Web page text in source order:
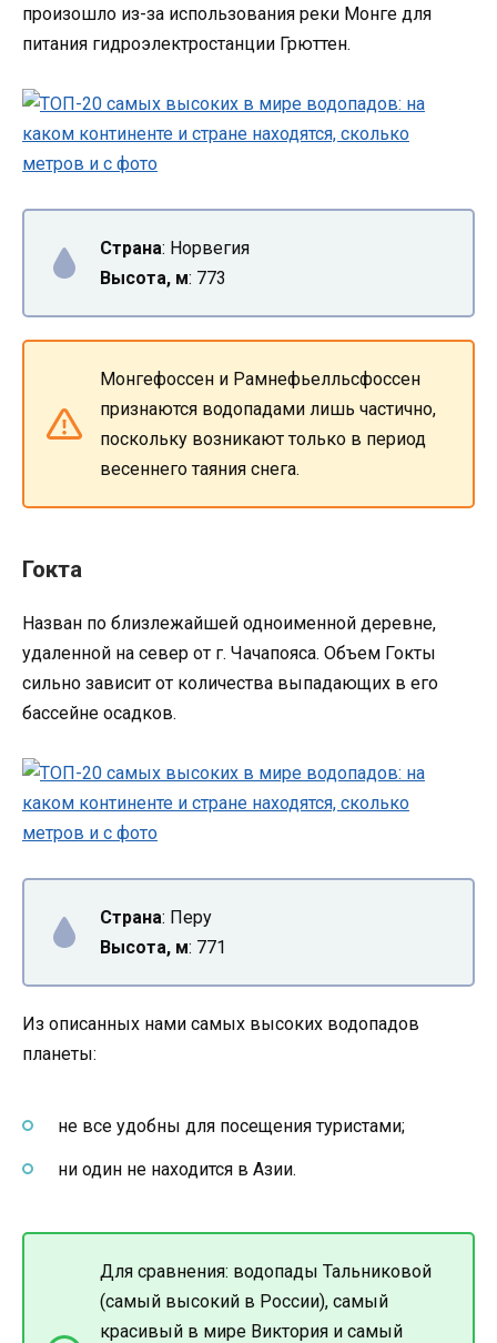
произошло из-за использования реки Монге для
питания гидроэлектростанции Грюттен.
Страна: Норвегия
Высота, м: 773
Монгефоссен и Рамнефьелльсфоссен
признаются водопадами лишь частично,
поскольку возникают только в период
весеннего таяния снега.
Гокта
Назван по близлежайшей одноименной деревне,
удаленной на север от г. Чачапояса. Объем Гокты
сильно зависит от количества выпадающих в его
бассейне осадков.
Страна: Перу
Высота, м: 771
Из описанных нами самых высоких водопадов
планеты:
не все удобны для посещения туристами;
ни один не находится в Азии.
Для сравнения: водопады Тальниковой
(самый высокий в России), самый
красивый в мире Виктория и самый